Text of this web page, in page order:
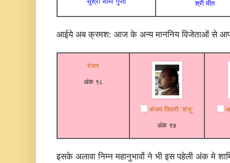
श्री मीत
आईये अब क्रमश: आज के अन्य माननिय विजेताओं से
रंजन
अंक ९८
संजय तिवारी ’संजू’
अंक ९७
इसके अलावा निम्न महानुभावों ने भी इस पहेली अंक मे